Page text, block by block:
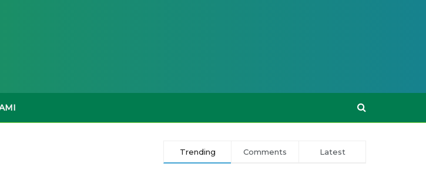
Trending Comments Latest